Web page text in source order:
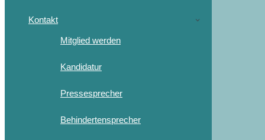
Kontakt
Mitglied werden
Kandidatur
Pressesprecher
Behindertensprecher